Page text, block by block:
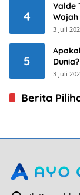
4
Valde
3 Juli
5
3 Juli
Berita